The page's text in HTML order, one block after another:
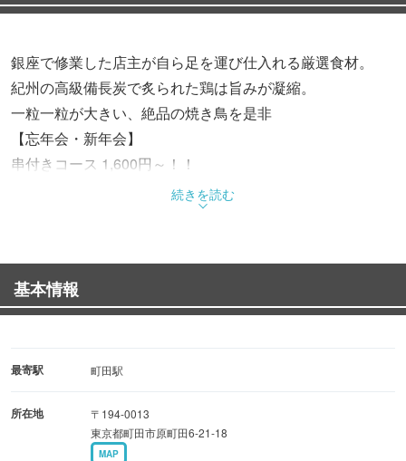
銀座で修業した店主が自ら足を運び仕入れる厳選食材。
紀州の高級備長炭で炙られた鶏は旨みが凝縮。
一粒一粒が大きい、絶品の焼き鳥を是非
【忘年会・新年会】
串付きコース 1,600円～！！
おすすめ冬期限定！！「鶏つくねちゃんこ鍋」 10時間以上
る
鮮度抜群の鶏を加えて、ちゃんこに！！ 2,100円（税込）
／1人前
続きを読む
基本情報
最寄駅 町田駅
所在地
〒194-0013
東京都町田市原町田6-21-18
MAP